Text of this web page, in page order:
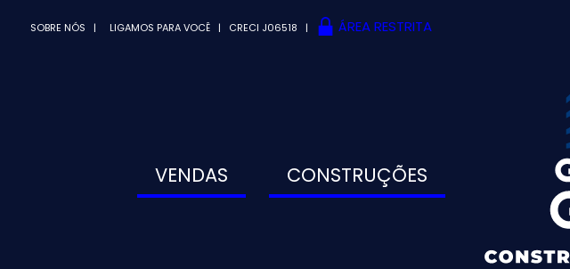
SOBRE NÓS | LIGAMOS PARA VOCÊ| CRECI J06518 | ÁREA RESTRITA
VENDAS CONSTRUÇÕES